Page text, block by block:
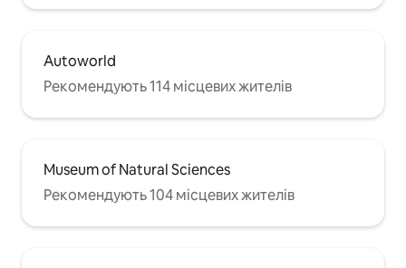
Autoworld
Рекомендують 114 місцевих жителів
Museum of Natural Sciences
Рекомендують 104 місцевих жителів